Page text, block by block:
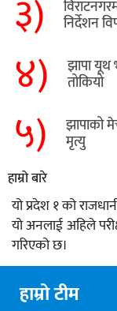
३) निर्देशन
४) झापा यूथ
तोकियो
५) ​झापाको
मृत्यु
हाम्रो बारे
यो प्रदेश १ को
यो अनलाई अहिले
गरिएको छ।
हाम्रो टीम